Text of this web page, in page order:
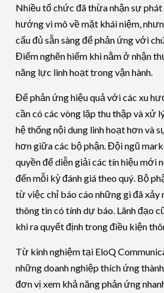
Nhiều tổ chức đã thừa nhận sự
hướng vi mô về mặt khái niệm,
cấu đủ sẵn sàng để phản ứng với
Điểm nghẽn hiếm khi nằm ở nhận
năng lực linh hoạt trong vận hành.
Để phản ứng hiệu quả với các xu
cần có các vòng lặp thu thập và xử
hệ thống nội dung linh hoạt hơn và
hơn giữa các bộ phận. Đội ngũ
quyền để diễn giải các tín hiệu mới
đến mỗi kỳ đánh giá theo quý. Bộ
từ việc chỉ báo cáo những gì đã xảy
thông tin có tính dự báo. Lãnh đạo
khi ra quyết định trong điều kiện
Từ kinh nghiệm tại EloQ
những doanh nghiệp thích ứng
đơn vị xem khả năng phản ứng